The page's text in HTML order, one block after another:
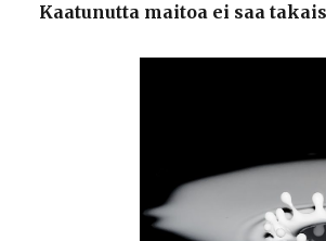
Kaatunutta maitoa ei saa